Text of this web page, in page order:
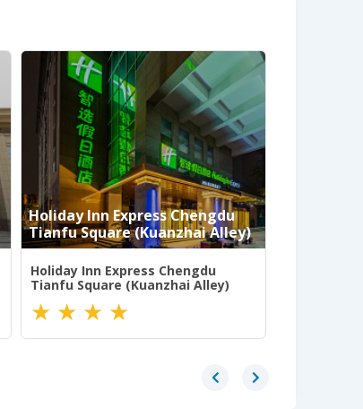
Holiday Inn Express Chengdu
Tianfu Square (Kuanzhai Alley)
Holiday Inn Express Chengdu
Tianfu Square (Kuanzhai Alley)